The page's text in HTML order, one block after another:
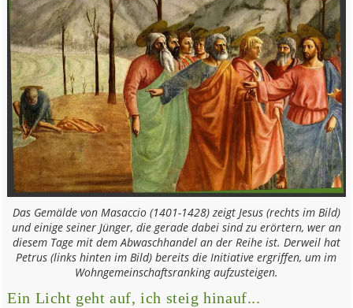
Das Gemälde von Masaccio (1401-1428) zeigt Jesus (rechts im Bild)
und einige seiner Jünger, die gerade dabei sind zu erörtern, wer an
diesem Tage mit dem Abwaschhandel an der Reihe ist. Derweil hat
Petrus (links hinten im Bild) bereits die Initiative ergriffen, um im
Wohngemeinschaftsranking aufzusteigen.
Ein Licht geht auf, ich steig hinauf...